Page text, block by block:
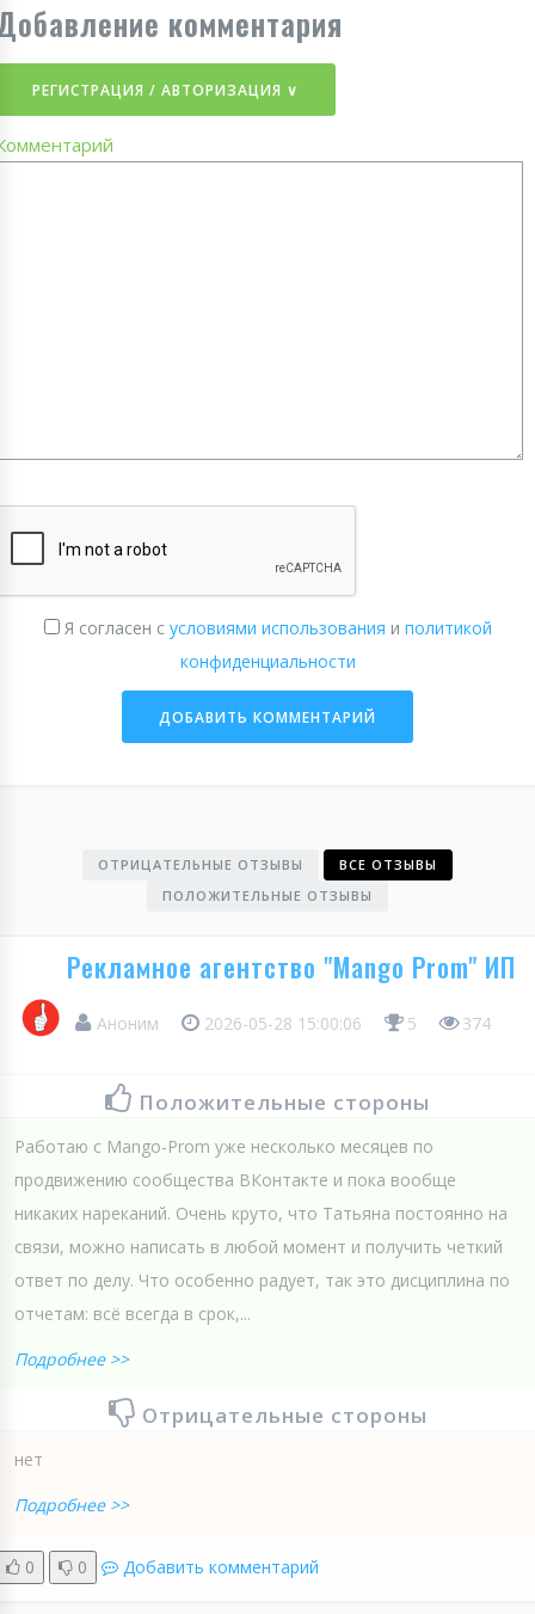
комментария
РЕГИСТРАЦИЯ / АВТОРИЗАЦИЯ ∨
Я согласен с условиями использования и политикой
конфиденциальности
ОТРИЦАТЕЛЬНЫЕ ОТЗЫВЫ
ВСЕ ОТЗЫВЫ
ПОЛОЖИТЕЛЬНЫЕ ОТЗЫВЫ
Рекламное агентство "Mango Prom" ИП
Аноним 2026-05-28 15:00:06 5 374
Положительные стороны
Работаю с Mango-Prom уже несколько месяцев по
продвижению сообщества ВКонтакте и пока вообще
никаких нареканий. Очень круто, что Татьяна постоянно на
связи, можно написать в любой момент и получить четкий
ответ по делу. Что особенно радует, так это дисциплина по
отчетам: всё всегда в срок,...
Подробнее >>
Отрицательные стороны
нет
Подробнее >>
0 0 Добавить комментарий